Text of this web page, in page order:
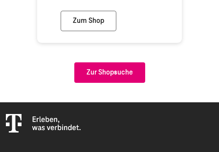
Zum Shop
Telekom Shop Trier
Zur Shopsuche